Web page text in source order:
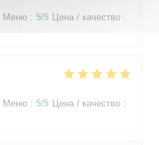
Меню : 5/5 Цена / качество :
Меню : 5/5 Цена / качество :